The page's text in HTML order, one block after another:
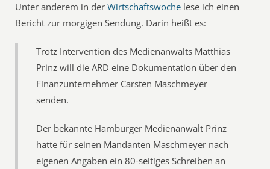
Unter anderem in derWirtschaftswoche lese ich einen
Bericht zur morgigen Sendung. Darin heißt es:
Trotz Intervention des Medienanwalts Matthias
Prinz will die ARD eine Dokumentation über den
Finanzunternehmer Carsten Maschmeyer
senden.
Der bekannte Hamburger Medienanwalt Prinz
hatte für seinen Mandanten Maschmeyer nach
eigenen Angaben ein 80-seitiges Schreiben an